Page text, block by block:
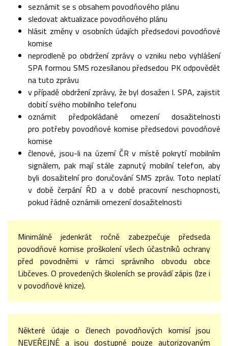
seznámit se s obsahem povodňového plánu
sledovat aktualizace povodňového plánu
hlásit změny v osobních údajích předsedovi povodňové
komise
neprodleně po obdržení zprávy o vzniku nebo vyhlášení
SPA formou SMS rozesílanou předsedou PK odpovědět
na tuto zprávu
v případě obdržení zprávy, že byl dosažen I. SPA, zajistit
dobití svého mobilního telefonu
oznámit předpokládané omezení dosažitelnosti
pro potřeby povodňové komise předsedovi povodňové
komise
členové, jsou-li na území ČR v místě pokrytí mobilním
signálem, pak mají stále zapnutý mobilní telefon, aby
byli dosažitelní pro doručování SMS zpráv. Toto neplatí
v době čerpání ŘD a v době pracovní neschopnosti,
pokud řádně oznámili omezení dosažitelnosti
Minimálně jedenkrát ročně zabezpečuje předseda
povodňové komise proškolení všech účastníků ochrany
před povodněmi v rámci správního obvodu obce
Libčeves. O provedených školeních se provádí zápis (lze i
v povodňové knize).
Některé údaje o členech povodňových komisí jsou
NEVEŘEJNÉ a jsou dostupné pouze autorizovaným